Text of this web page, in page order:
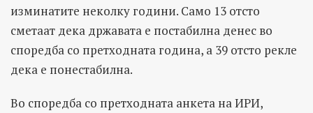
изминатите неколку години. Само 13 отсто
сметаат дека државата е постабилна денес во
споредба со претходната година, а 39 отсто рекле
дека е понестабилна.
Во споредба со претходната анкета на ИРИ,